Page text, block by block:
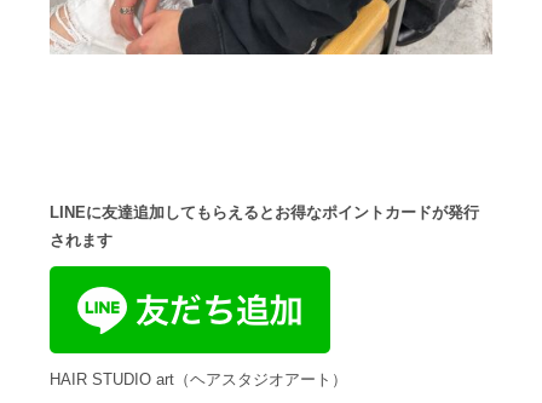
LINEに友達追加してもらえるとお得なポイントカードが発行
されます
HAIR STUDIO art（ヘアスタジオアート）